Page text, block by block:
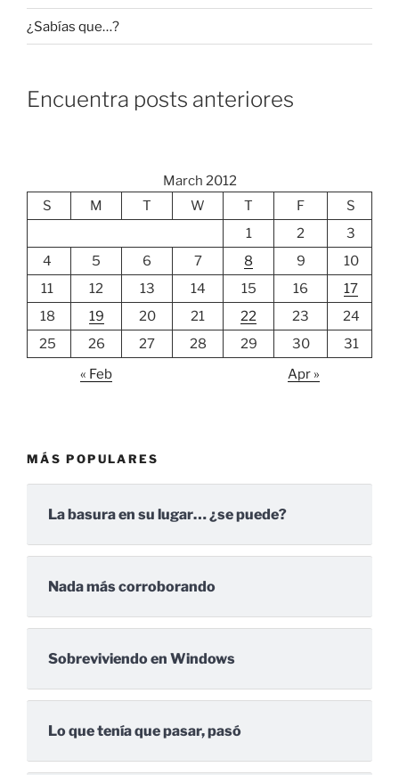
¿Sabías que…?
Encuentra posts anteriores
March 2012
S
M T W T F
S
1
2
3
4
5 6 7 8 9
10
11
12 13 14 15 16
17
18
19 20 21 22 23
24
25
26 27 28 29 30
31
« Feb
Apr »
MÁS POPULARES
La basura en su lugar… ¿se puede?
Nada más corroborando
Sobreviviendo en Windows
Lo que tenía que pasar, pasó